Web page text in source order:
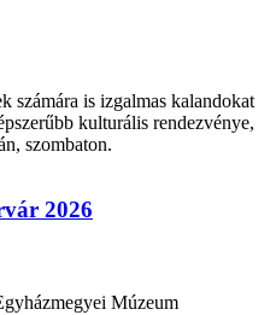
számára is izgalmas kalandokat
kulturális rendezvénye,
szombaton.
2026
Múzeum